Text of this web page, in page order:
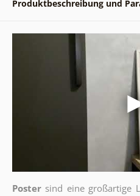
Produktbeschreibung und
Poster sind eine großartige